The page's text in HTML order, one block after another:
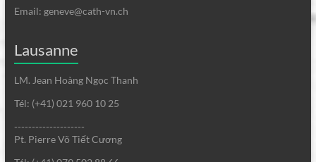
Email: geneve@cath-vn.ch
Lausanne
LM. Jean Hoàng Ngọc Thanh
Tél: (+41) 021 960 10 25
--------------------
Pt. Pierre Võ Tiết Cương